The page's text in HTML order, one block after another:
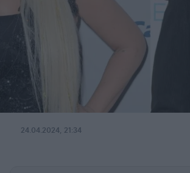
24.04.2024, 21:34